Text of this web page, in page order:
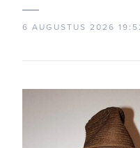
6 AUGUSTUS 2026